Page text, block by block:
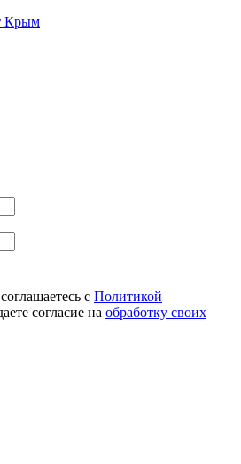
с Политикой
согласие на обработку своих